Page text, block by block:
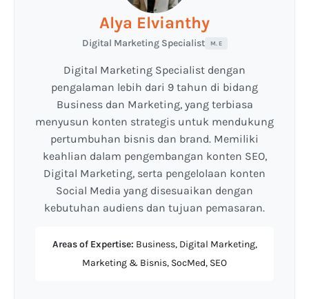
Alya Elvianthy
Digital Marketing Specialist M. E
Digital Marketing Specialist dengan
pengalaman lebih dari 9 tahun di bidang
Business dan Marketing, yang terbiasa
menyusun konten strategis untuk mendukung
pertumbuhan bisnis dan brand. Memiliki
keahlian dalam pengembangan konten SEO,
Digital Marketing, serta pengelolaan konten
Social Media yang disesuaikan dengan
kebutuhan audiens dan tujuan pemasaran.
Areas of Expertise: Business, Digital Marketing,
Marketing & Bisnis, SocMed, SEO